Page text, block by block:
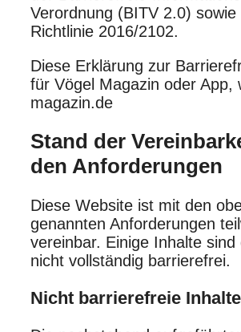
Verordnung (BITV 2.0) sowie
Richtlinie 2016/2102.​
Diese Erklärung zur
für Vögel Magazin oder App,
magazin.de
Stand der
den Anforderungen
Diese Website ist mit den
genannten Anforderungen
vereinbar. Einige Inhalte sind
nicht vollständig barrierefrei.​
Nicht barrierefreie Inhalte